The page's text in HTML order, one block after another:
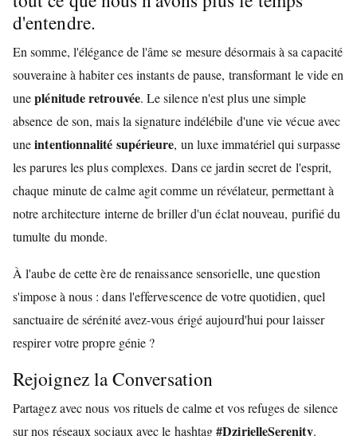
d'entendre.
En somme, l'élégance de l'âme se mesure désormais à sa capacité
souveraine à habiter ces instants de pause, transformant le vide en
uneplénitude retrouvée. Le silence n'est plus une simple
absence de son, mais la signature indélébile d'une vie vécue avec
uneintentionnalité supérieure, un luxe immatériel qui surpasse
les parures les plus complexes. Dans ce jardin secret de l'esprit,
chaque minute de calme agit comme un révélateur, permettant à
notre architecture interne de briller d'un éclat nouveau, purifié du
tumulte du monde.
À l'aube de cette ère de renaissance sensorielle, une question
s'impose à nous : dans l'effervescence de votre quotidien, quel
sanctuaire de sérénité avez-vous érigé aujourd'hui pour laisser
respirer votre propre génie ?
Rejoignez la Conversation
Partagez avec nous vos rituels de calme et vos refuges de silence
sur nos réseaux sociaux avec le hashtag#DzirielleSerenity.